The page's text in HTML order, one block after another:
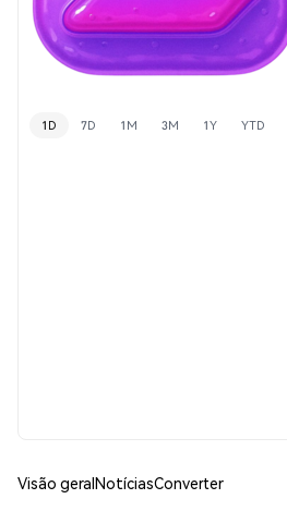
1D 7D 1M 3M 1Y YTD
Visão geralNotíciasConverter